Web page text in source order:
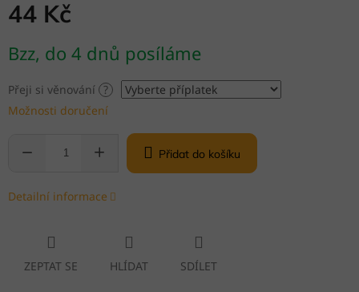
44 Kč
cena:
Bzz, do 4 dnů posíláme
Přeji si věnování ?
Možnosti doručení
Přidat do košíku
Detailní informace
ZEPTAT SE HLÍDAT SDÍLET